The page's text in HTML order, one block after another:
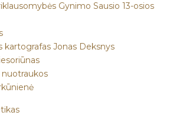
Gynimo Sausio 13-osios
kartografas Jonas Deksnys
nuotraukos